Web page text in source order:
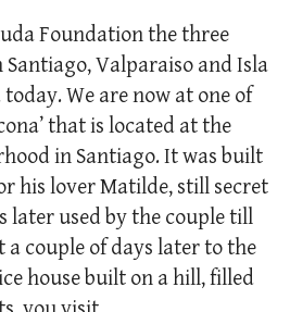
Foundation the three
Santiago, Valparaiso and Isla
We are now at one of
that is located at the
in Santiago. It was built
his lover Matilde, still secret
later used by the couple till
a couple of days later to the
house built on a hill, filled